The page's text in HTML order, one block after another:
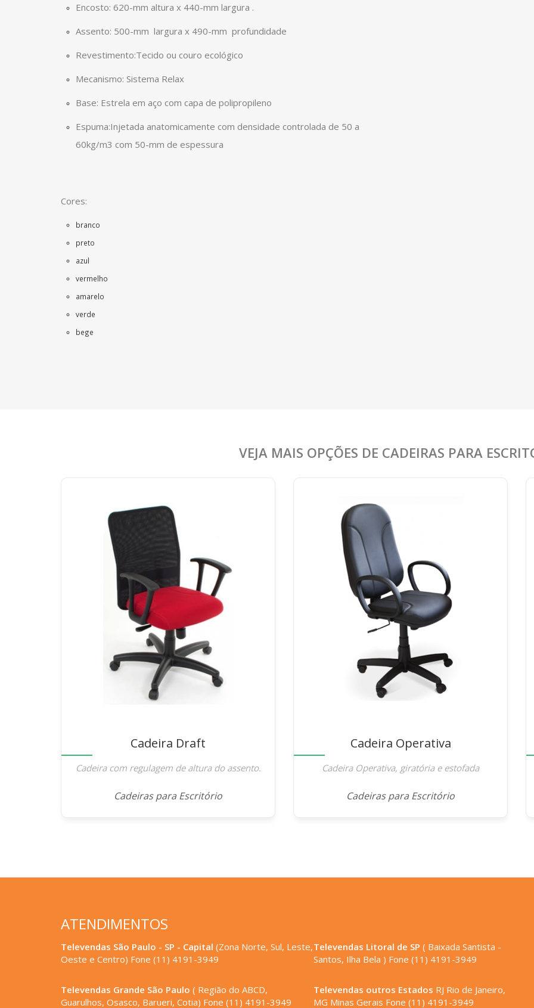
Encosto: 620-mm altura x 440-mm largura .
Assento: 500-mm largura x 490-mm profundidade
Revestimento:Tecido ou couro ecológico
Mecanismo: Sistema Relax
Base: Estrela em aço com capa de polipropileno
Espuma:Injetada anatomicamente com densidade controlada de 50 a
60kg/m3 com 50-mm de espessura
Cores:
branco
preto
azul
vermelho
amarelo
verde
bege
VEJA MAIS OPÇÕES DE CADEIRAS PARA
Cadeira Draft
Cadeira com regulagem de altura do assento.
Cadeiras para Escritório
Cadeira Operativa
Cadeira Operativa, giratória e estofada
Cadeiras para Escritório
ATENDIMENTOS
Televendas São Paulo - SP - Capital (Zona Norte, Sul, Leste,
Oeste e Centro) Fone (11) 4191-3949
Televendas Grande São Paulo ( Região do ABCD,
Guarulhos, Osasco, Barueri, Cotia) Fone (11) 4191-3949
Televendas Litoral de SP ( Baixada Santista -
Santos, Ilha Bela ) Fone (11) 4191-3949
Televendas outros Estados RJ Rio de Janeiro,
MG Minas Gerais Fone (11) 4191-3949